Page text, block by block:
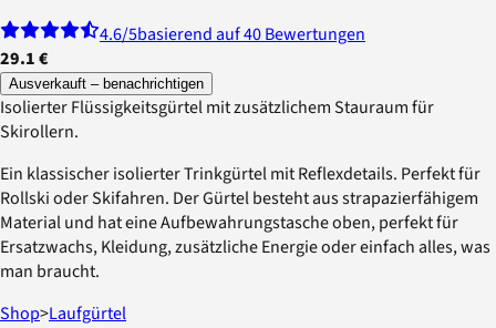
4.6/5basierend auf 40 Bewertungen
29.1 €
Ausverkauft – benachrichtigen
Isolierter Flüssigkeitsgürtel mit zusätzlichem Stauraum für
Skirollern.
Ein klassischer isolierter Trinkgürtel mit Reflexdetails. Perfekt für
Rollski oder Skifahren. Der Gürtel besteht aus strapazierfähigem
Material und hat eine Aufbewahrungstasche oben, perfekt für
Ersatzwachs, Kleidung, zusätzliche Energie oder einfach alles, was
man braucht.
Shop>Laufgürtel